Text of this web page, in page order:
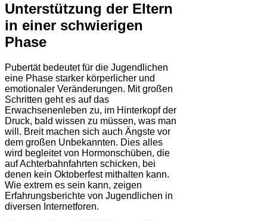
Unterstützung der Eltern
in einer schwierigen
Phase
Pubertät bedeutet für die Jugendlichen
eine Phase starker körperlicher und
emotionaler Veränderungen. Mit großen
Schritten geht es auf das
Erwachsenenleben zu, im Hinterkopf der
Druck, bald wissen zu müssen, was man
will. Breit machen sich auch Ängste vor
dem großen Unbekannten. Dies alles
wird begleitet von Hormonschüben, die
auf Achterbahnfahrten schicken, bei
denen kein Oktoberfest mithalten kann.
Wie extrem es sein kann, zeigen
Erfahrungsberichte von Jugendlichen in
diversen Internetforen.